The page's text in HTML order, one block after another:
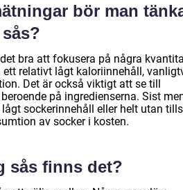
bör man
bra att fokusera på några
relativt lågt kaloriinnehåll,
Det är också viktigt att se till
på ingredienserna. Sist
sockerinnehåll eller helt utan
av socker i kosten.
sås finns det?